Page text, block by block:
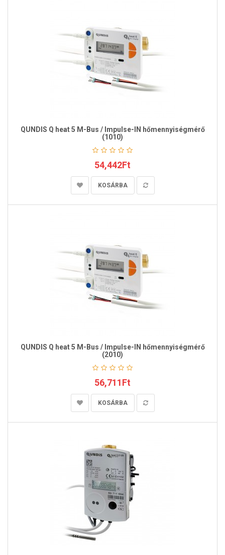
QUNDIS Q heat 5 M-Bus / Impulse-IN hőmennyiségmérő
(1010)
54,442Ft
KOSÁRBA
QUNDIS Q heat 5 M-Bus / Impulse-IN hőmennyiségmérő
(2010)
56,711Ft
KOSÁRBA